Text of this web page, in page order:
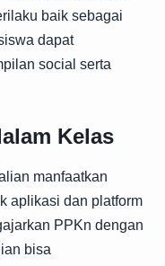
baik sebagai
dapat
social serta
Kelas
manfaatkan
aplikasi dan platform
PPKn dengan
bisa